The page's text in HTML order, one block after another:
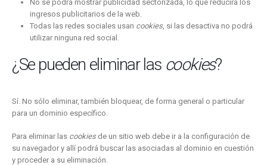
No se podrá mostrar publicidad sectorizada, lo que reducirá los
ingresos publicitarios de la web.
Todas las redes sociales usan cookies, si las desactiva no podrá
utilizar ninguna red social.
¿Se pueden eliminar las cookies?
Sí. No sólo eliminar, también bloquear, de forma general o particular
para un dominio específico.
Para eliminar las cookiesde un sitio web debe ir a la configuración de
su navegador y allí podrá buscar las asociadas al dominio en cuestión
y proceder a su eliminación.